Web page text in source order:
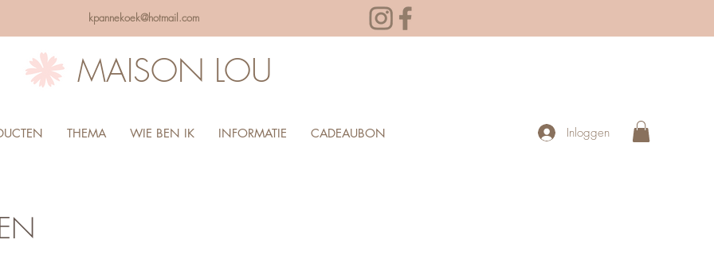
kpannekoek@hotmail.com
MAISON LOU
THEMA WIE BEN IK INFORMATIE CADEAUBON Inloggen